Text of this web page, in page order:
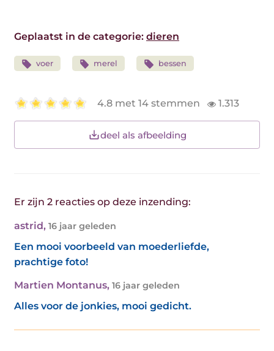
Geplaatst in de categorie: dieren
voer merel bessen
4.8 met 14 stemmen 1.313
deel als afbeelding
Er zijn 2 reacties op deze inzending:
astrid, 16 jaar geleden
Een mooi voorbeeld van moederliefde,
prachtige foto!
Martien Montanus, 16 jaar geleden
Alles voor de jonkies, mooi gedicht.